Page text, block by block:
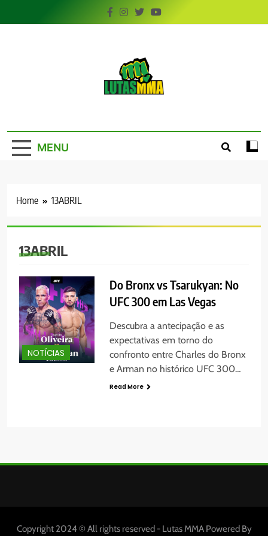
to
MENU
Home 13ABRIL
13ABRIL
NOTÍCIAS
Do Bronx vs Tsarukyan: No
UFC 300 em Las Vegas
Descubra a antecipação e as
expectativas em torno do
confronto entre Charles do Bronx
e Arman no histórico UFC 300…
Read More
Copyright 2024 © All rights reserved - Lutas MMA Powered By